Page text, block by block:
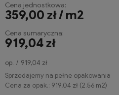
Cena jednostkowa:
359,00 zł / m2
Cena sumaryczna:
919,04 zł
op.
919,04 zł
Sprzedajemy na pełne opakowania
Cena za opak.: 919,04 zł (2.56 m2)